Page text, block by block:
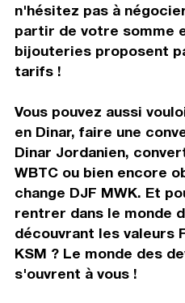
n'hésitez pas à
partir de votre somme
bijouteries proposent
tarifs !
Vous pouvez aussi
en Dinar, faire une
Dinar Jordanien,
WBTC ou bien encore
change DJF MWK. Et
rentrer dans le monde
découvrant les valeurs
KSM ? Le monde des
s'ouvrent à vous !